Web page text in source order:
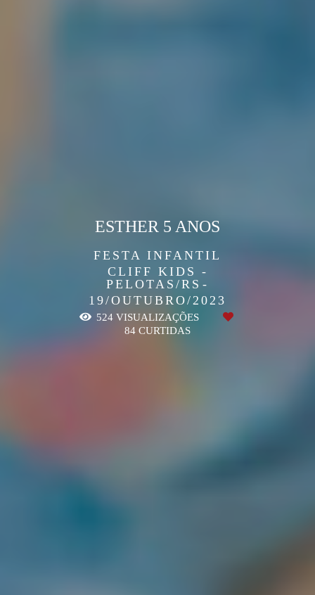
FESTA INFANTIL
CLIFF KIDS -
PELOTAS/RS
19/OUTUBRO/2023
ESTHER 5 ANOS
524 VISUALIZAÇÕES
84 CURTIDAS